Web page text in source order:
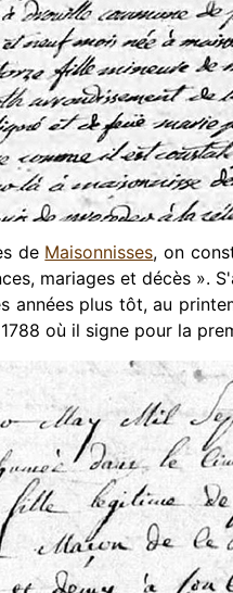
de Maisonnisses, on
mariages et décès
plus tôt, au
où il signe pour la